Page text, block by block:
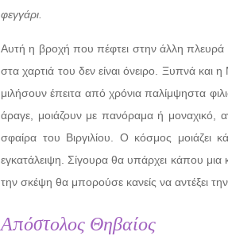
φεγγάρι.
Αυτή η βροχή που πέφτει στην άλλη
στα χαρτιά του δεν είναι όνειρο. Ξυπνά και
μιλήσουν έπειτα από χρόνια παλίμψηστα
άραγε, μοιάζουν με πανόραμα ή μοναχικό,
σφαίρα του Βιργιλίου. Ο κόσμος
εγκατάλειψη. Σίγουρα θα υπάρχει κάπου
την σκέψη θα μπορούσε κανείς να αντέξει
Απόστολος Θηβαίος